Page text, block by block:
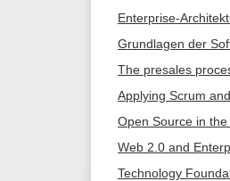
Enterprise-
Grundlagen der
The presales
Applying Scrum
Open Source in
Web 2.0 and
Technology